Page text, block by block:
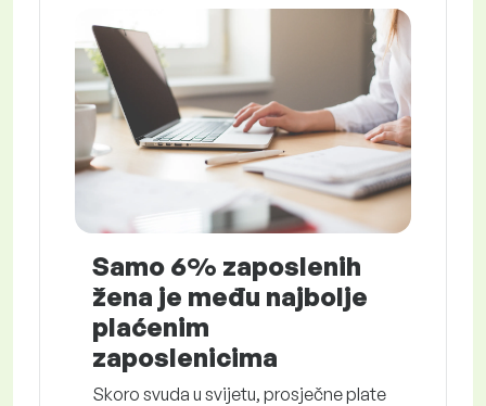
Samo 6% zaposlenih
žena je među najbolje
plaćenim
zaposlenicima
Skoro svuda u svijetu, prosječne plate